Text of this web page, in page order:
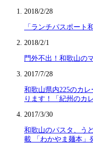
2018/2/28
「ランチパスポート
2018/2/1
門外不出！和歌山の
2017/7/28
和歌山県内225のカ
ります！「紀州のカ
2017/3/30
和歌山のパスタ、う
載 「わかやま麺本」